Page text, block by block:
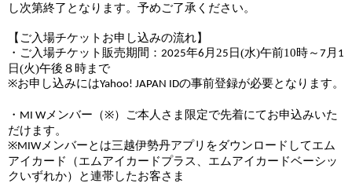
し次第終了となります。予めご了承ください。
【 ご入場チケットお申し込みの流れ】
・ご入場チケット販売期間： 2025年6 月25 日(水)午前10時～ 7 月 1
日(火)午後８時まで
※お申し込みにはYahoo! JAPAN IDの事前登録が必要となります。
・ MI Wメンバー（※）ご本人さま限定で先着にてお申込みいた
だけます。
※MIWメンバーとは三越伊勢丹アプリをダウンロードしてエム
アイカード（エムアイカードプラス、エムアイカードベーシッ
クいずれか）と連帯したお客さま